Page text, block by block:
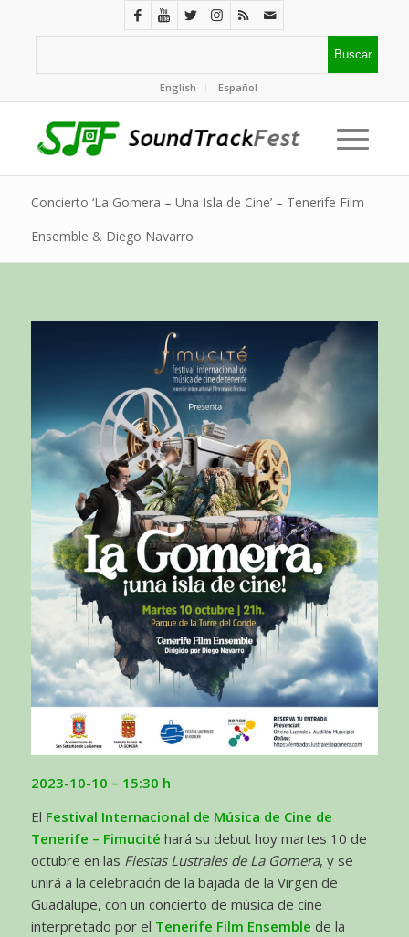
English Español
Concierto ‘La Gomera – Una Isla de Cine’ – Tenerife Film
Ensemble & Diego Navarro
2023-10-10 – 15:30 h
El Festival Internacional de Música de Cine de
Tenerife – Fimucité hará su debut hoy martes 10 de
octubre en las Fiestas Lustrales de La Gomera, y se
unirá a la celebración de la bajada de la Virgen de
Guadalupe, con un concierto de música de cine
interpretado por el Tenerife Film Ensemble de la